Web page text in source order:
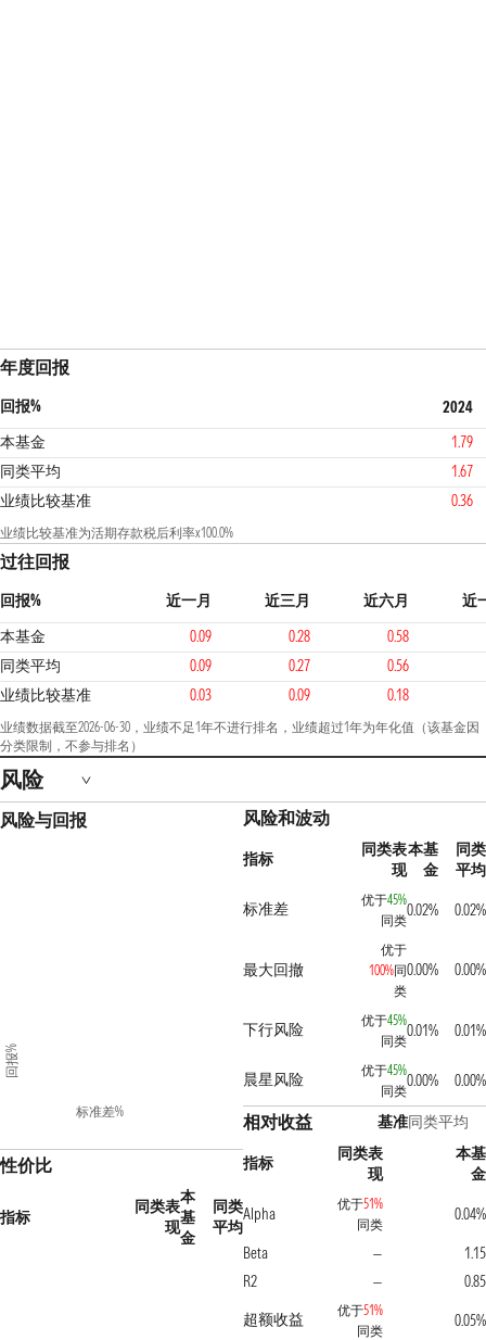
年度回报
回报%
2024
本基金
1.79
同类平均
1.67
业绩比较基准
0.36
业绩比较基准为活期存款税后利率x100.0%
过往回报
回报% 近一月 近三月 近六月
近
本基金
0.09 0.28
0.58
同类平均
0.09 0.27
0.56
业绩比较基准
0.03 0.09 0.18
业绩数据截至2026-06-30，业绩不足1年不进行排名，业绩超过1年为年化值（该基金因
分类限制，不参与排名）
风险
风险与回报
标准差%
回报%
性价比
指标
同类表
现
本
基
金
同类
平均
风险和波动
指标
同类表
现
本基
金
同类
平均
标准差
优于45%
同类
0.02% 0.02%
最大回撤
优于
100%同
类
0.00% 0.00%
下行风险 优于45%
同类
0.01% 0.01%
晨星风险 优于45%
同类
0.00% 0.00%
相对收益 基准同类平均
指标
同类表
现
本基
金
Alpha
优于51%
同类
0.04%
Beta
—
1.15
R2
—
0.85
超额收益
优于51%
同类
0.05%